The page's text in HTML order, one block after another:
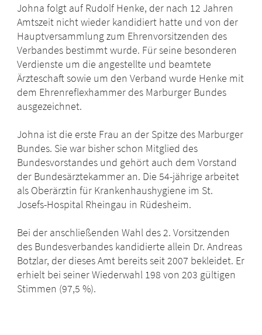
Johna folgt auf Rudolf Henke, der nach 12 Jahren
Amtszeit nicht wieder kandidiert hatte und von der
Hauptversammlung zum Ehrenvorsitzenden des
Verbandes bestimmt wurde. Für seine besonderen
Verdienste um die angestellte und beamtete
Ärzteschaft sowie um den Verband wurde Henke mit
dem Ehrenreflexhammer des Marburger Bundes
ausgezeichnet.
Johna ist die erste Frau an der Spitze des Marburger
Bundes. Sie war bisher schon Mitglied des
Bundesvorstandes und gehört auch dem Vorstand
der Bundesärztekammer an. Die 54-jährige arbeitet
als Oberärztin für Krankenhaushygiene im St.
Josefs-Hospital Rheingau in Rüdesheim.
Bei der anschließenden Wahl des 2. Vorsitzenden
des Bundesverbandes kandidierte allein Dr. Andreas
Botzlar, der dieses Amt bereits seit 2007 bekleidet. Er
erhielt bei seiner Wiederwahl 198 von 203 gültigen
Stimmen (97,5 %).